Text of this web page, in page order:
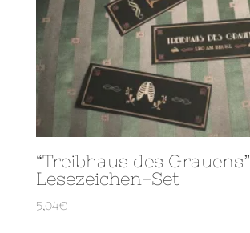
“Treibhaus des Grauens”
Lesezeichen-Set
5,04€